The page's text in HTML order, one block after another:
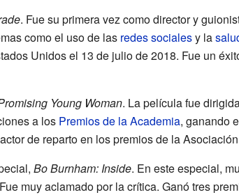
. Fue su primera vez como director y
como el uso de las redes socialesy la
Unidos el 13 de julio de 2018. Fue un
Young Woman. La película fue
a los Premios de la Academia, ganando
de reparto en los premios de la
Bo Burnham: Inside. En este especial,
muy aclamado por la crítica. Ganó tres